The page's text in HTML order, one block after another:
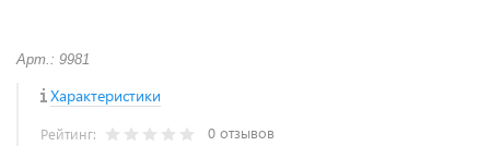
Арт.: 9981
Характеристики
Рейтинг: 0 отзывов